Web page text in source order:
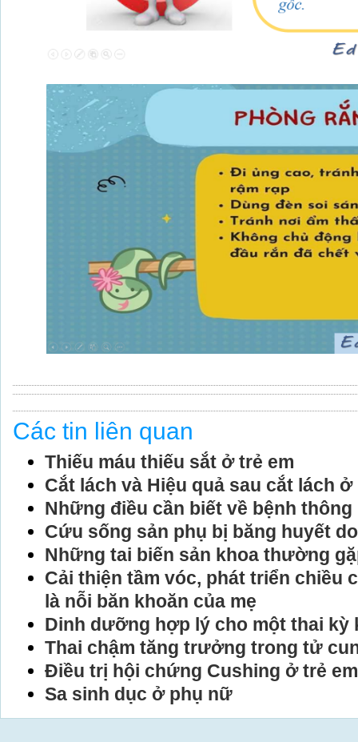
Các tin liên quan
Thiếu máu thiếu sắt ở trẻ em
Cắt lách và Hiệu quả sau cắt lách
Những điều cần biết về bệnh thông
Cứu sống sản phụ bị băng huyết
Những tai biến sản khoa thường
Cải thiện tầm vóc, phát triển chiều
là nỗi băn khoăn của mẹ
Dinh dưỡng hợp lý cho một thai kỳ
Thai chậm tăng trưởng trong tử
Điều trị hội chứng Cushing ở trẻ em
Sa sinh dục ở phụ nữ